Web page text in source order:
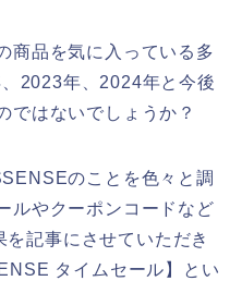
商品を気に入っている多
2023年、2024年と今後
ではないでしょうか？
のことを色々と調
ルやクーポンコードなど
記事にさせていただき
タイムセール】とい